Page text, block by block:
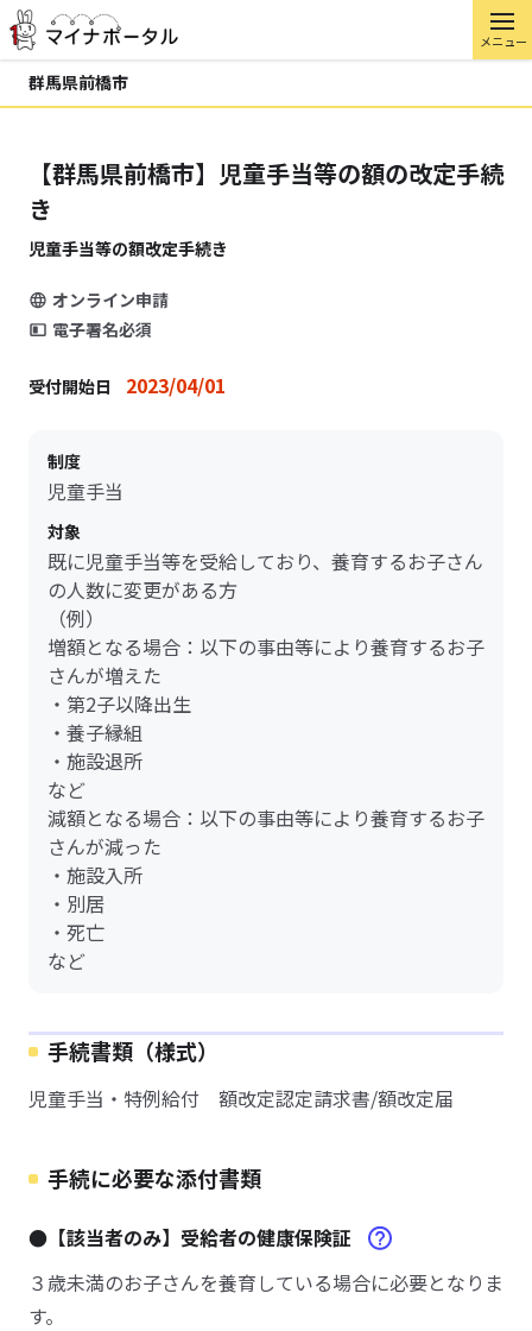
メニュー
群馬県前橋市
【群馬県前橋市】児童手当等の額の改定手続
き
児童手当等の額改定手続き
オンライン申請
電子署名必須
受付開始日 2023/04/01
制度
児童手当
対象
既に児童手当等を受給しており、養育するお子さん
の人数に変更がある方
（例）
増額となる場合：以下の事由等により養育するお子
さんが増えた
・第2子以降出生
・養子縁組
・施設退所
など
減額となる場合：以下の事由等により養育するお子
さんが減った
・施設入所
・別居
・死亡
など
手続書類（様式）
児童手当・特例給付 額改定認定請求書/額改定届
手続に必要な添付書類
●【該当者のみ】受給者の健康保険証
３歳未満のお子さんを養育している場合に必要となりま
す。